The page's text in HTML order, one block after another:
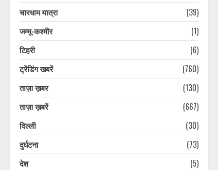
चारधाम यात्रा
(39)
जम्मू-कश्मीर
(1)
टिहरी
(6)
ट्रेंडिंग खबरें
(760)
ताज़ा ख़बर
(130)
ताज़ा ख़बरें
(667)
दिल्ली
(30)
दुर्घटना
(73)
देश
(5)